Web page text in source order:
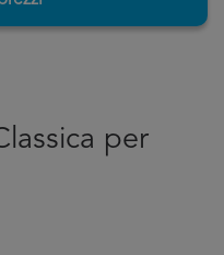
per